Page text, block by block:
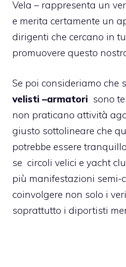
Vela – rappresenta un
e merita certamente un
dirigenti che cercano in
promuovere questo
Se poi consideriamo che
velisti –armatori sono
non praticano attività
giusto sottolineare che
potrebbe essere
se circoli velici e yacht
più manifestazioni semi-
coinvolgere non solo i
soprattutto i diportisti